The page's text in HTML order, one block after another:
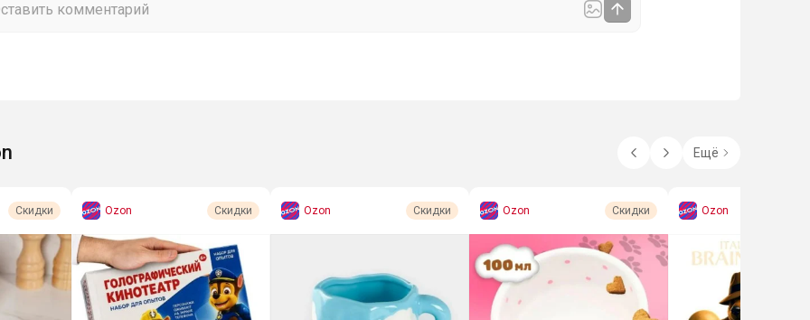
Ещё
Скидки Ozon Скидки Ozon Скидки Ozon Скидки Ozon